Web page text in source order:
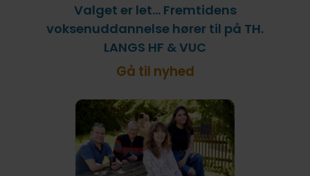
Valget er let… Fremtidens
voksenuddannelse hører til på TH.
LANGS HF & VUC
Gå til nyhed